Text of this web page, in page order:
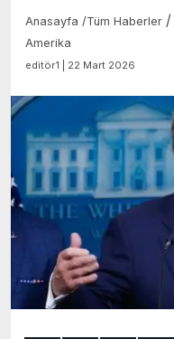
Anasayfa /Tüm Haberler /
Amerika
editör1 | 22 Mart 2026